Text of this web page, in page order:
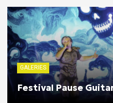
GALERIES
Festival Pause